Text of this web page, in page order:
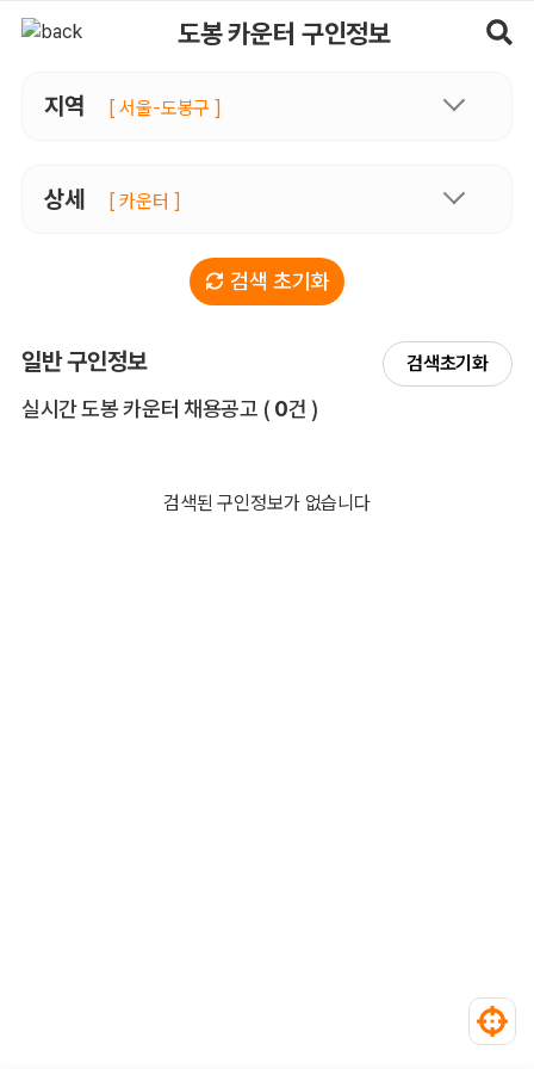
도봉 카운터 구인정보
지역 [ 서울-도봉구 ]
상세 [ 카운터 ]
검색 초기화
일반 구인정보 검색초기화
실시간 도봉 카운터 채용공고 전체 목록
( 0건 )
검색된 구인정보가 없습니다